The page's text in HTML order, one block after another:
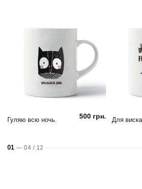
Гуляю всю ночь. 500 грн. Для
01 —04 / 12